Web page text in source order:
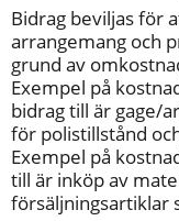
Bidrag beviljas för
arrangemang och
grund av
Exempel på
bidrag till är gage/
för polistillstånd
Exempel på
till är inköp av
försäljningsartiklar